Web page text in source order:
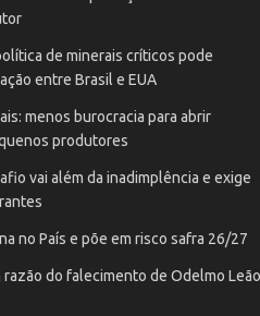
de minerais críticos pode
entre Brasil e EUA
menos burocracia para abrir
produtores
vai além da inadimplência e exige
no País e põe em risco safra 26/27
razão do falecimento de Odelmo Leão